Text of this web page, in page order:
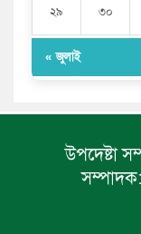
২৯ ৩০
« জুলাই
উপদেষ্টা
সম্পাদক: